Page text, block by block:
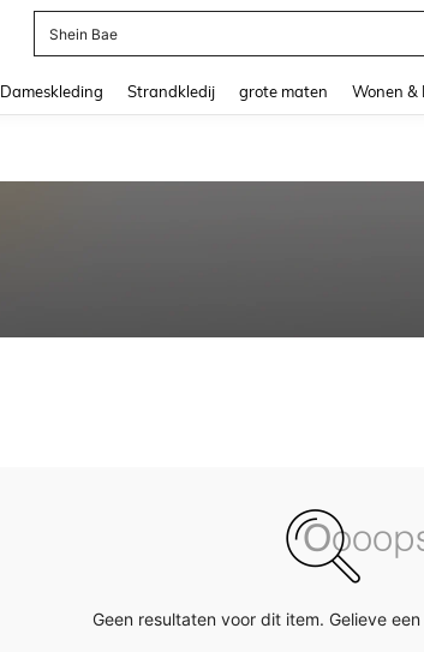
Shein Bae
Dameskleding Strandkledij grote maten Wonen &
Geen resultaten voor dit item. Gelieve